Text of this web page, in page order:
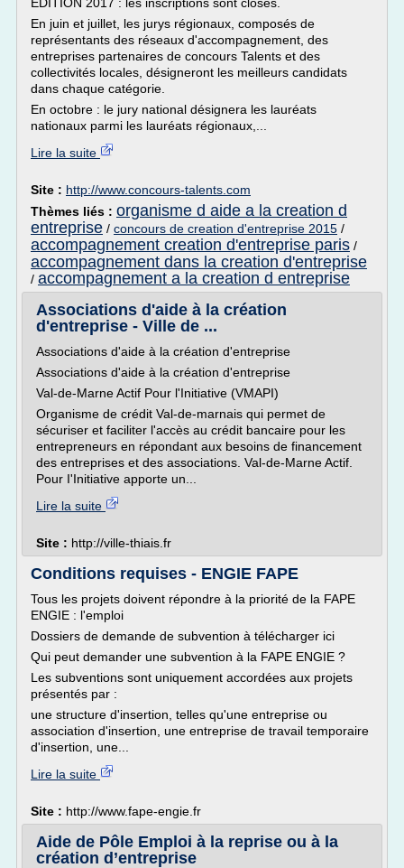
En juin et juillet, les jurys régionaux, composés de
représentants des réseaux d'accompagnement, des
entreprises partenaires de concours Talents et des
collectivités locales, désigneront les meilleurs candidats
dans chaque catégorie.
En octobre : le jury national désignera les lauréats
nationaux parmi les lauréats régionaux,...
Lire la suite
Site : http://www.concours-talents.com
Thèmes liés : organisme d aide a la creation d
entreprise / concours de creation d'entreprise 2015 /
accompagnement creation d'entreprise paris /
accompagnement dans la creation d'entreprise
/ accompagnement a la creation d entreprise
Associations d'aide à la création
d'entreprise - Ville de ...
Associations d'aide à la création d'entreprise
Associations d'aide à la création d'entreprise
Val-de-Marne Actif Pour l'Initiative (VMAPI)
Organisme de crédit Val-de-marnais qui permet de
sécuriser et faciliter l'accès au crédit bancaire pour les
entrepreneurs en répondant aux besoins de financement
des entreprises et des associations. Val-de-Marne Actif.
Pour I'Initiative apporte un...
Lire la suite
Site : http://ville-thiais.fr
Conditions requises - ENGIE FAPE
Tous les projets doivent répondre à la priorité de la FAPE
ENGIE : l'emploi
Dossiers de demande de subvention à télécharger ici
Qui peut demander une subvention à la FAPE ENGIE ?
Les subventions sont uniquement accordées aux projets
présentés par :
une structure d'insertion, telles qu'une entreprise ou
association d'insertion, une entreprise de travail temporaire
d'insertion, une...
Lire la suite
Site : http://www.fape-engie.fr
Aide de Pôle Emploi à la reprise ou à la
création d’entreprise